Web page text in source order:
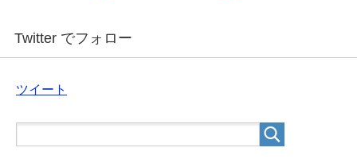
Twitter でフォロー
ツイート